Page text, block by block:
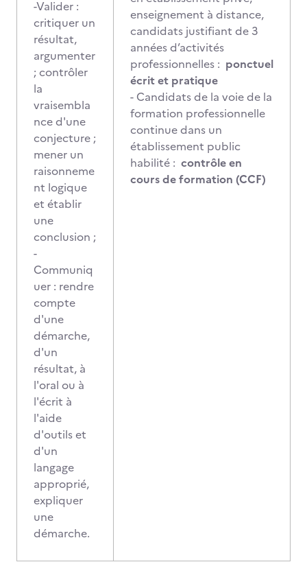
-Valider :
critiquer un
résultat,
argumenter
; contrôler
la
vraisembla
nce d'une
conjecture ;
mener un
raisonneme
nt logique
et établir
une
conclusion ;
-
Communiq
uer : rendre
compte
d'une
démarche,
d'un
résultat, à
l'oral ou à
l'écrit à
l'aide
d'outils et
d'un
langage
approprié,
expliquer
une
démarche.
enseignement à distance,
candidats justifiant de 3
années d’activités
professionnelles : ponctuel
écrit et pratique
- Candidats de la voie de la
formation professionnelle
continue dans un
établissement public
habilité : contrôle en
cours de formation (CCF)